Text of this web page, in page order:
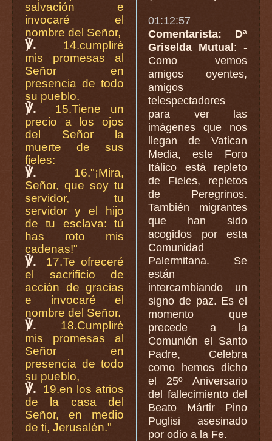
salvación e
invocaré el
nombre del Señor,
℣.
14.cumpliré
mis promesas al
Señor en
presencia de todo
su pueblo.
℣.
15.Tiene un
precio a los ojos
del Señor la
muerte de sus
fieles:
℣.
16."¡Mira,
Señor, que soy tu
servidor, tu
servidor y el hijo
de tu esclava: tú
has roto mis
cadenas!"
℣.
17.Te ofreceré
el sacrificio de
acción de gracias
e invocaré el
nombre del Señor.
℣.
18.Cumpliré
mis promesas al
Señor en
presencia de todo
su pueblo,
℣.
19.en los atrios
de la casa del
Señor, en medio
de ti, Jerusalén."
01:12:57
Comentarista: Dª
Griselda Mutual: -
Como vemos
amigos oyentes,
amigos
telespectadores
para ver las
imágenes que nos
llegan de Vatican
Media, este Foro
Itálico está repleto
de Fieles, repletos
de Peregrinos.
También migrantes
que han sido
acogidos por esta
Comunidad
Palermitana. Se
están
intercambiando un
signo de paz. Es el
momento que
precede a la
Comunión el Santo
Padre, Celebra
como hemos dicho
el 25º Aniversario
del fallecimiento del
Beato Mártir Pino
Puglisi asesinado
por odio a la Fe.